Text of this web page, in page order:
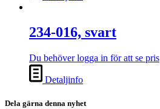
234-016, svart
Du behöver logga in för att se pris
Detaljinfo
Dela gärna denna nyhet